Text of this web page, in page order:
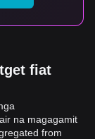
fiat
na magagamit
from